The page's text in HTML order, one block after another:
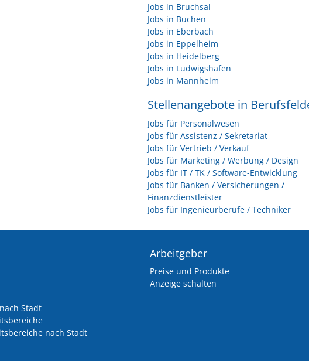
Jobs in Bruchsal
Jobs in Buchen
Jobs in Eberbach
Jobs in Eppelheim
Jobs in Heidelberg
Jobs in Ludwigshafen
Jobs in Mannheim
Stellenangebote in
Jobs für Personalwesen
Jobs für Assistenz / Sekretariat
Jobs für Vertrieb / Verkauf
Jobs für Marketing / Werbung / Design
Jobs für IT / TK / Software-Entwicklung
Jobs für Banken / Versicherungen /
Finanzdienstleister
Jobs für Ingenieurberufe / Techniker
Stadt
nach Stadt
Arbeitgeber
Preise und Produkte
Anzeige schalten